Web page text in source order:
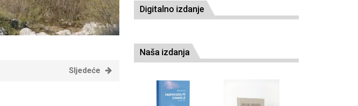
Sljedeće
Digitalno izdanje
Naša izdanja